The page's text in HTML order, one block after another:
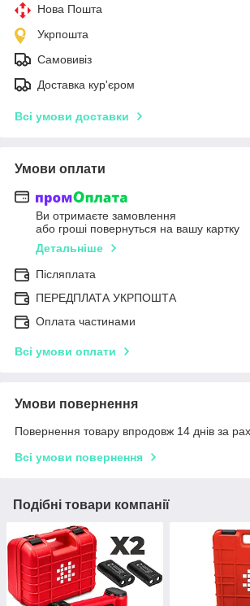
Нова Пошта
Укрпошта
Самовивіз
Доставка кур'єром
Всі умови доставки
Умови оплати
Ви отримаєте замовлення
або гроші повернуться на вашу картку
Детальніше
Післяплата
ПЕРЕДПЛАТА УКРПОШТА
Оплата частинами
Всі умови оплати
Умови повернення
Повернення товару впродовж 14 днів за
Всі умови повернення
Подібні товари компанії